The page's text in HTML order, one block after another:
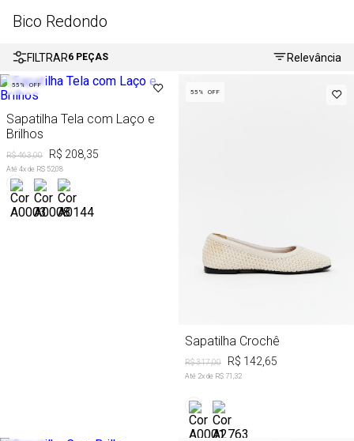
Bico Redondo
FILTRAR6 PEÇAS Relevância
55% OFF
Sapatilha Tela com Laço e
Brilhos
R$ 463,00 R$ 208,35
Até 4x de R$ 52,08
55% OFF
Sapatilha Crochê
R$ 317,00 R$ 142,65
Até 2x de R$ 71,32